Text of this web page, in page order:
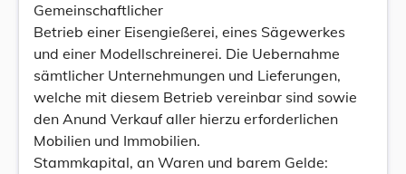
Gemeinschaftlicher
Betrieb einer Eisengießerei, eines Sägewerkes
und einer Modellschreinerei. Die Uebernahme
sämtlicher Unternehmungen und Lieferungen,
welche mit diesem Betrieb vereinbar sind sowie
den Anund Verkauf aller hierzu erforderlichen
Mobilien und Immobilien.
Stammkapital, an Waren und barem Gelde: